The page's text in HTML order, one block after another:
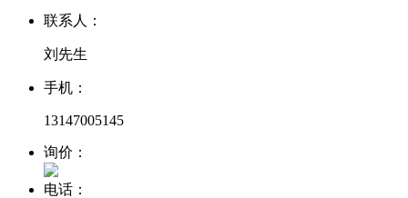
联系人：
刘先生
手机：
13147005145
询价：
电话：